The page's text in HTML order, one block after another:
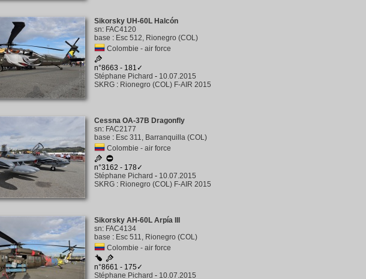
Sikorsky UH-60L Halcón
sn: FAC4120
base : Esc 512, Rionegro (COL)
Colombie - air force
n°8663 - 181✓
Stéphane Pichard - 10.07.2015
SKRG : Rionegro (COL) F-AIR 2015
Cessna OA-37B Dragonfly
sn: FAC2177
base : Esc 311, Barranquilla (COL)
Colombie - air force
n°3162 - 178✓
Stéphane Pichard - 10.07.2015
SKRG : Rionegro (COL) F-AIR 2015
Sikorsky AH-60L Arpía III
sn: FAC4134
base : Esc 511, Rionegro (COL)
Colombie - air force
n°8661 - 175✓
Stéphane Pichard - 10.07.2015